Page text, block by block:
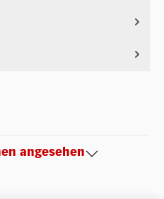
angesehen